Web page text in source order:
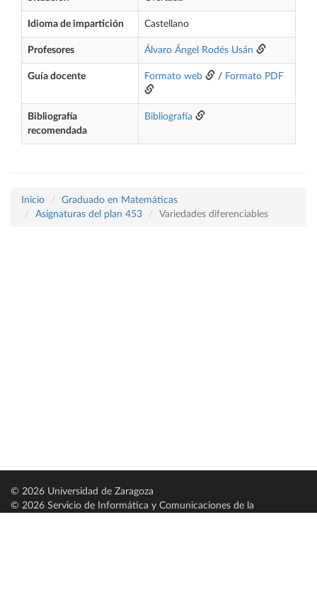
Idioma de impartición Castellano
Profesores Álvaro Ángel Rodés Usán
Guía docente Formato web / Formato PDF
Bibliografía
recomendada
Bibliografía
Inicio
Graduado en Matemáticas
Asignaturas del plan 453
Variedades diferenciables
© 2026 Universidad de Zaragoza
© 2026 Servicio de Informática y Comunicaciones de la